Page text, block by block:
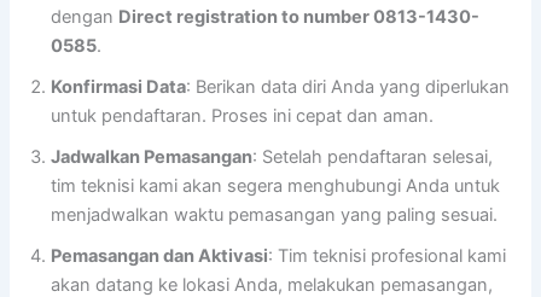
dengan Direct registration to number 0813-1430-
0585.
Konfirmasi Data: Berikan data diri Anda yang diperlukan
untuk pendaftaran. Proses ini cepat dan aman.
Jadwalkan Pemasangan: Setelah pendaftaran selesai,
tim teknisi kami akan segera menghubungi Anda untuk
menjadwalkan waktu pemasangan yang paling sesuai.
Pemasangan dan Aktivasi: Tim teknisi profesional kami
akan datang ke lokasi Anda, melakukan pemasangan,